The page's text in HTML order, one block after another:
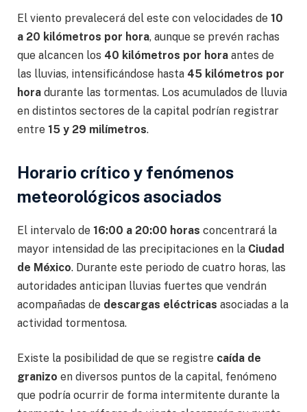
El viento prevalecerá del este con velocidades de 10
a 20 kilómetros por hora, aunque se prevén rachas
que alcancen los 40 kilómetros por hora antes de
las lluvias, intensificándose hasta 45 kilómetros por
hora durante las tormentas. Los acumulados de lluvia
en distintos sectores de la capital podrían registrar
entre 15 y 29 milímetros.
Horario crítico y fenómenos
meteorológicos asociados
El intervalo de 16:00 a 20:00 horas concentrará la
mayor intensidad de las precipitaciones en la Ciudad
de México. Durante este periodo de cuatro horas, las
autoridades anticipan lluvias fuertes que vendrán
acompañadas de descargas eléctricas asociadas a la
actividad tormentosa.
Existe la posibilidad de que se registre caída de
granizo en diversos puntos de la capital, fenómeno
que podría ocurrir de forma intermitente durante la